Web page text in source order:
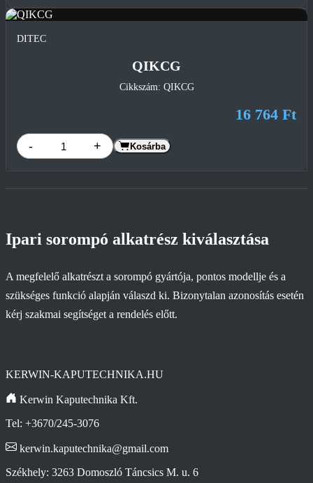
DITEC
QIKCG
Cikkszám: QIKCG
16 764 Ft
- + Kosárba
Ipari sorompó alkatrész kiválasztása
A megfelelő alkatrészt a sorompó gyártója, pontos modellje és a
szükséges funkció alapján válaszd ki. Bizonytalan azonosítás esetén
kérj szakmai segítséget a rendelés előtt.
KERWIN-KAPUTECHNIKA.HU
Kerwin Kaputechnika Kft.
Tel: +3670/245-3076
kerwin.kaputechnika@gmail.com
Székhely: 3263 Domoszló Táncsics M. u. 6